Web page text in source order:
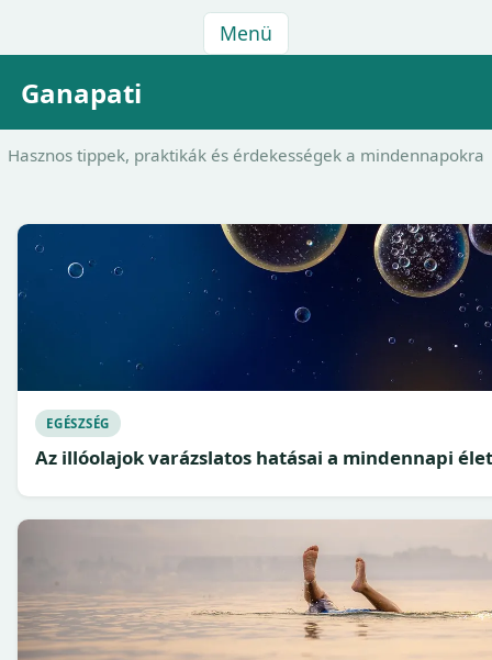
Menü
Ganapati
Hasznos tippek, praktikák és érdekességek a mindennapokra
EGÉSZSÉG
Az illóolajok varázslatos hatásai a mindennapi